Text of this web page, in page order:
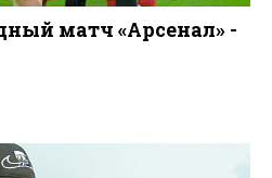
матч «Арсенал» -